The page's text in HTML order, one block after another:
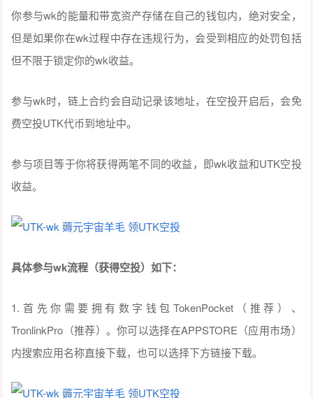
你参与wk的能量和带宽资产存储在自己的钱包内，绝对安全，
但是如果你在wk过程中存在违规行为，会受到相应的处罚包括
但不限于锁定你的wk收益。
参与wk时，链上合约会自动记录该地址，在空投开启后，会免
费空投UTK代币到地址中。
参与项目等于你将获得两笔不同的收益，即wk收益和UTK空投
收益。
具体参与wk流程（获得空投）如下：
1.首先你需要拥有数字钱包TokenPocket（推荐）、
TronlinkPro（推荐）。你可以选择在APPSTORE（应用市场）
内搜索应用名称直接下载，也可以选择下方链接下载。